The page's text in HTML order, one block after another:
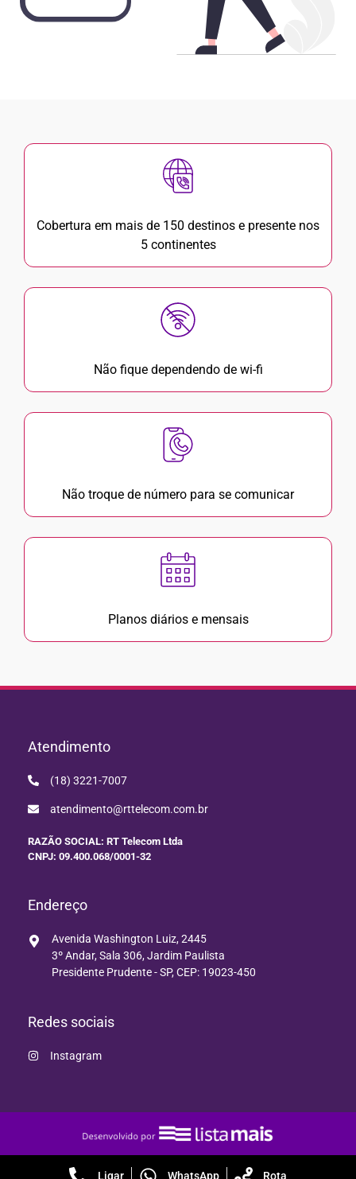
Cobertura em mais de 150 destinos e presente nos
5 continentes
Não fique dependendo de wi-fi
Não troque de número para se comunicar
Planos diários e mensais
Atendimento
(18) 3221-7007
atendimento@rttelecom.com.br
RAZÃO SOCIAL: RT Telecom Ltda
CNPJ: 09.400.068/0001-32
Endereço
Avenida Washington Luiz, 2445
3º Andar, Sala 306, Jardim Paulista
Presidente Prudente - SP, CEP: 19023-450
Redes sociais
Instagram
Ligar WhatsApp Rota